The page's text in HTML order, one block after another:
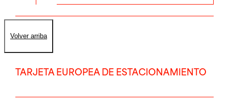
Volver arriba
TARJETA EUROPEA DE ESTACIONAMIENTO